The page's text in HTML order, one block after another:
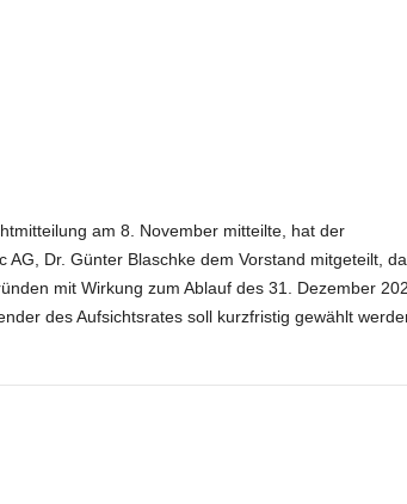
am 8. November mitteilte, hat der
AG, Dr. Günter Blaschke dem Vorstand mitgeteilt,
mit Wirkung zum Ablauf des 31. Dezember
des Aufsichtsrates soll kurzfristig gewählt